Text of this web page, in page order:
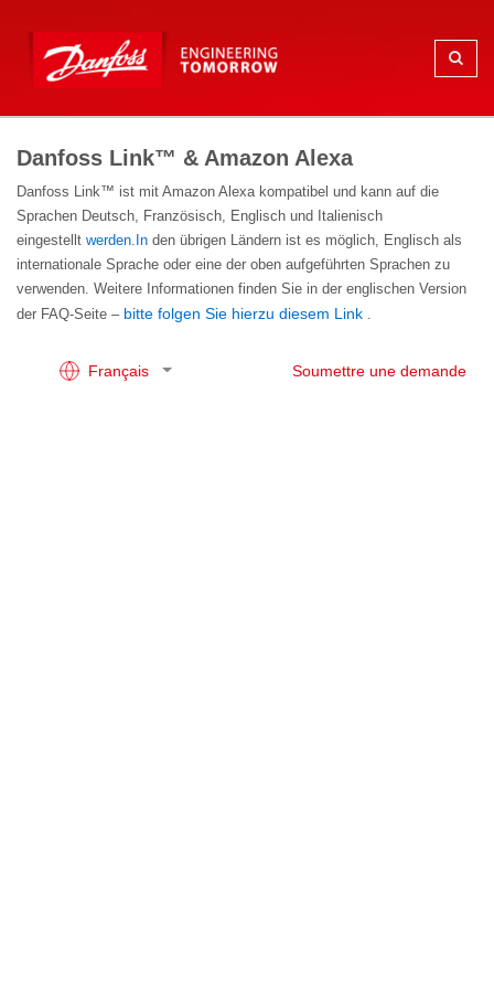
Danfoss Link™ & Amazon Alexa
Danfoss Link™ ist mit Amazon Alexa kompatibel und kann auf die
Sprachen Deutsch, Französisch, Englisch und Italienisch
eingestellt werden.In den übrigen Ländern ist es möglich, Englisch als
internationale Sprache oder eine der oben aufgeführten Sprachen zu
verwenden. Weitere Informationen finden Sie in der englischen Version
der FAQ-Seite – bitte folgen Sie hierzu diesem Link .
Français Soumettre une demande